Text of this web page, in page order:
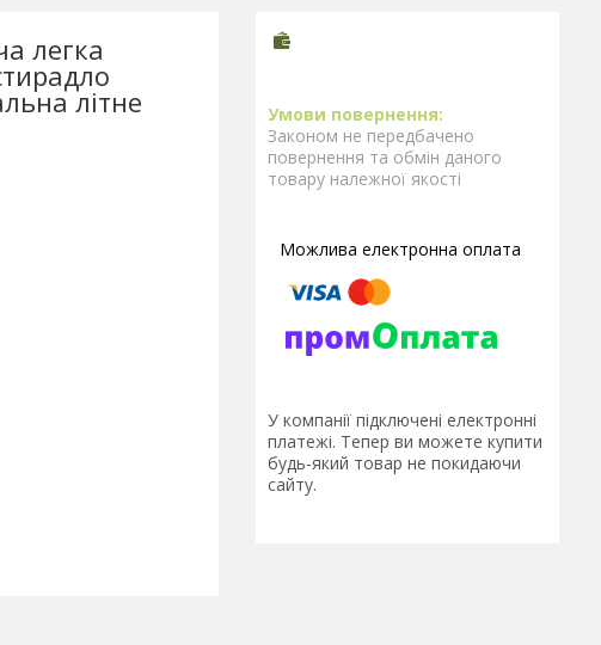
легка
літне
Законом не передбачено
повернення та обмін даного
товару належної якості
У компанії підключені електронні
платежі. Тепер ви можете купити
будь-який товар не покидаючи
сайту.